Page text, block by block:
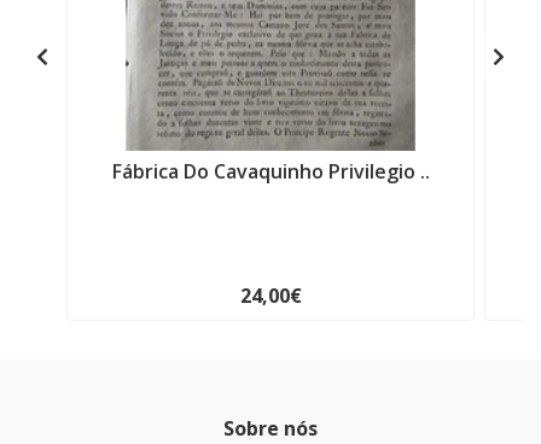
Fábrica Do Cavaquinho Privilegio ..
24,00€
Sobre nós